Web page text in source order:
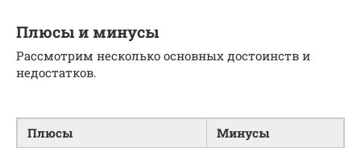
Плюсы и минусы
Рассмотрим несколько основных достоинств и
недостатков.
Плюсы
Минусы